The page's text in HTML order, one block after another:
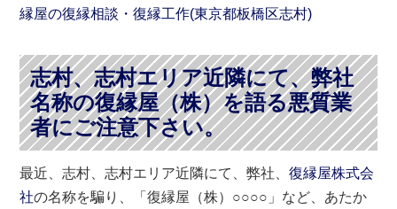
縁屋の復縁相談・復縁工作(東京都板橋区志村)
志村、志村エリア近隣にて、弊社
名称の復縁屋（株）を語る悪質業
者にご注意下さい。
最近、志村、志村エリア近隣にて、弊社、復縁屋株式会
社の名称を騙り、「復縁屋（株）○○○○」など、あたか